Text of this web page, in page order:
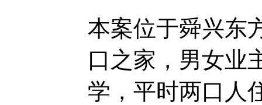
本案位于舜兴东
口之家，男女业
学，平时两口人